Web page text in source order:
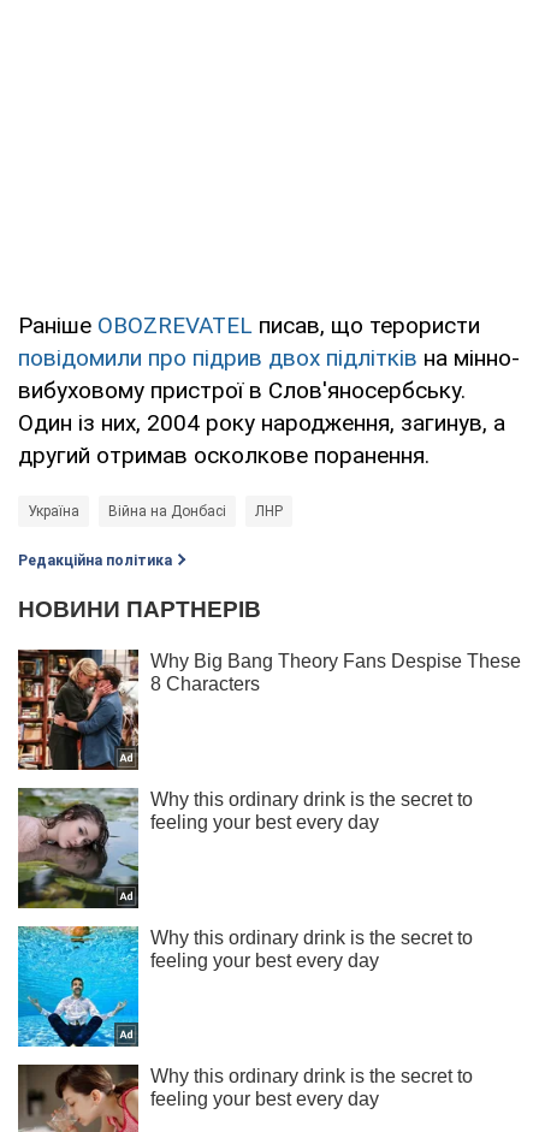
Раніше OBOZREVATEL писав, що терористи
повідомили про підрив двох підлітків на мінно-
вибуховому пристрої в Слов'яносербську.
Один із них, 2004 року народження, загинув, а
другий отримав осколкове поранення.
Україна Війна на Донбасі ЛНР
Редакційна політика